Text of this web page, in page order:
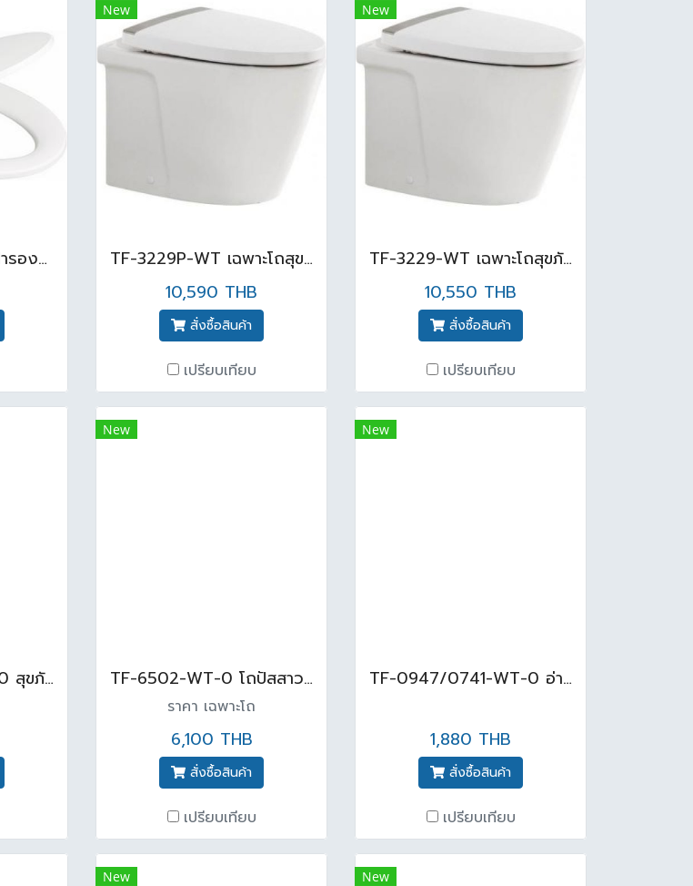
TF-61000NS-WT ฝารองนั่ง นีโอ โมเดิร์น แบบปิดนุ่มนวล ขาว
New
TF-3229P-WT เฉพาะโถสุขภัณฑ์ฟลัช ตั้งพืน +ท่อ VP3815 (ไม่รวมฝา) สีขาว
10,590 THB
สั่งซื้อสินค้า
เปรียบเทียบ
New
TF-3229-WT เฉพาะโถสุขภัณฑ์ฟลัช ตั้งพื้น ( ไม่รวมฝา ) สีขาว
10,550 THB
สั่งซื้อสินค้า
เปรียบเทียบ
TF-2698SCW-WT-0 สุขภัณฑ์ วินพลัสทู 4.5L กดบน สีขาว
New
TF-6502-WT-0 โถปัสสาวะชาย รุ่นWASHBROOK สีขาว
ราคา เฉพาะโถ
6,100 THB
สั่งซื้อสินค้า
เปรียบเทียบ
New
TF-0947/0741-WT-0 อ่างล้างหน้าแบบแขวนพร้อมขาลอย
1,880 THB
สั่งซื้อสินค้า
เปรียบเทียบ
New New